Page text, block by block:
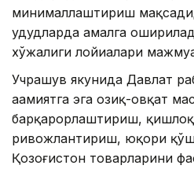
минималлаштириш
ҳудудларда амалга
хўжалиги лойиҳалари
Учрашув якунида Давлат
аҳамиятга эга озиқ-овқат
барқарорлаштириш,
ривожлантириш, юқори
Қозоғистон товарларини